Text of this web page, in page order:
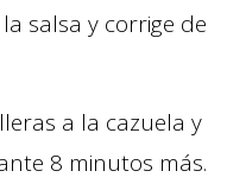
salsa y corrige de
a la cazuela y
8 minutos más.